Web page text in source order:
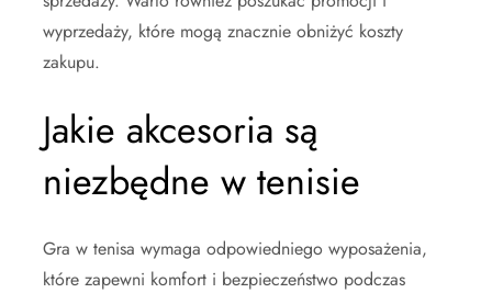
wyprzedaży, które mogą znacznie obniżyć koszty
zakupu.
Jakie akcesoria są
niezbędne w tenisie
Gra w tenisa wymaga odpowiedniego wyposażenia,
które zapewni komfort i bezpieczeństwo podczas